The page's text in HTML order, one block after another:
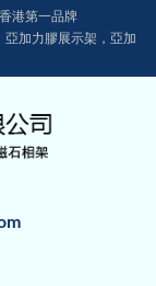
港第一品牌
加力膠展示架，亞加